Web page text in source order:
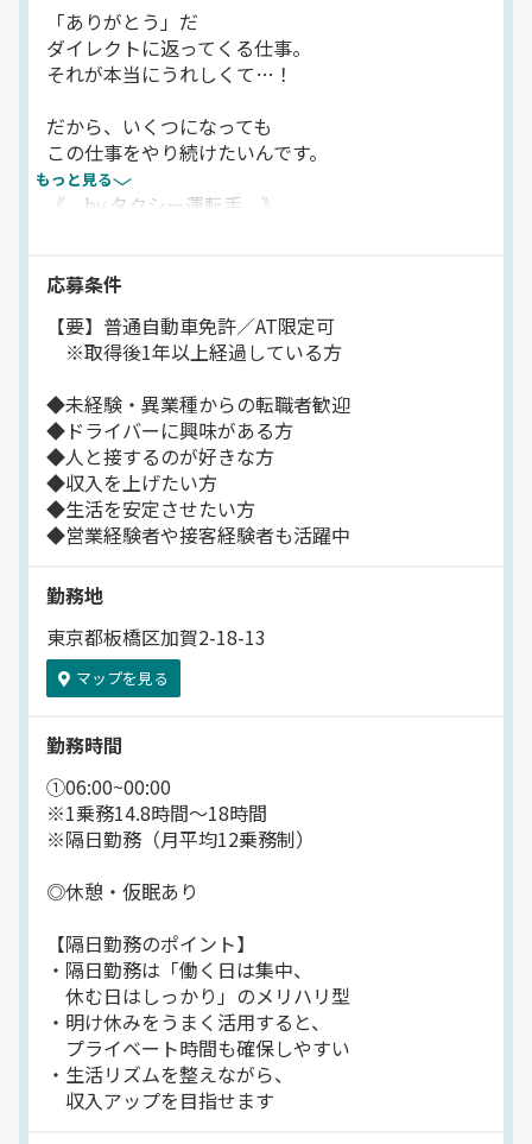
ット、カーナビ、ドライブレコーダー、IP無線などを完
備。土地勘に自信がなくても、仕組みがあなたを助けて
くれます。転職支援金（規定あり）もあるので、スター
トの不安を減らして一歩踏み出せますよ＾＾日興自動車
交通株式会社でのお仕事ですが、応募はドラピタエージ
ェントを通じてのご紹介になります！ 《積極採用中企
業》
「ありがとう」だ
ダイレクトに返ってくる仕事。
それが本当にうれしくて…！
だから、いくつになっても
この仕事をやり続けたいんです。
《 by.タクシー運転手 》
普通免許でスタートOK！
歩合制で頑張りが収入に直結するから
モチベーション高く働けますよ。
▼▼ POINT ▼▼
━━━━━━━━━
◆給与保障付きでスタートも安心
⇒自分で稼げるようになるまでは
会社がしっかりと育てます。
◆稼ぎやすい職場環境
⇒GOアプリ配車タブレット、
カーナビ、ドラレコ、IP無線を全車完備。
土地勘がなくても
仕事を回しやすい環境です◎
━━━━━━━━━━━━━
正社員／タクシードライバー
具体的な仕事内容
━━━━━━━━━━━━━
タクシードライバーとして
東京都内を中心に、
お客様を目的地まで
安全・快適にお送りします。
◎1日25〜30件程度
～～～～～～～～～
配車アプリからの配車や
駅・病院・商業施設などの
タクシー乗り場からの
送迎が中心です。
もっと見る
応募条件
【要】普通自動車免許／AT限定可
※取得後1年以上経過している方
◆未経験・異業種からの転職者歓迎
◆ドライバーに興味がある方
◆人と接するのが好きな方
◆収入を上げたい方
◆生活を安定させたい方
◆営業経験者や接客経験者も活躍中
勤務地
東京都板橋区加賀2-18-13
マップを見る
勤務時間
①06:00~00:00
※1乗務14.8時間〜18時間
※隔日勤務（月平均12乗務制）
◎休憩・仮眠あり
【隔日勤務のポイント】
・隔日勤務は「働く日は集中、
休む日はしっかり」のメリハリ型
・明け休みをうまく活用すると、
プライベート時間も確保しやすい
・生活リズムを整えながら、
収入アップを目指せます